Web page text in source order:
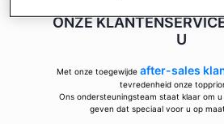
ONZE
U
Met onze toegewijde after-sales
tevredenheid onze
Ons ondersteuningsteam staat klaar om
geven dat speciaal voor u op